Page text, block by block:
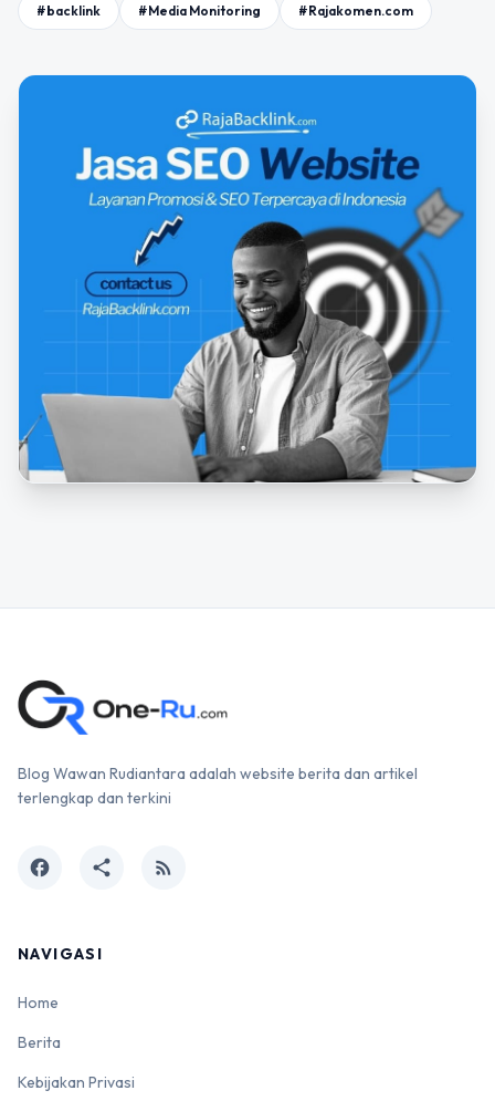
#backlink #Media Monitoring #Rajakomen.com
Blog Wawan Rudiantara adalah website berita dan artikel
terlengkap dan terkini
facebook share rss_feed
NAVIGASI
Home
Berita
Kebijakan Privasi